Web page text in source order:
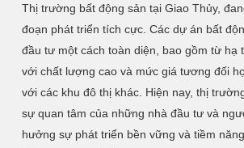
Thị trường bất động sản tại Giao Thủy,
đoạn phát triển tích cực. Các dự án bất
đầu tư một cách toàn diện, bao gồm từ hạ
với chất lượng cao và mức giá tương đối
với các khu đô thị khác. Hiện nay, thị
sự quan tâm của những nhà đầu tư và
hưởng sự phát triển bền vững và tiềm